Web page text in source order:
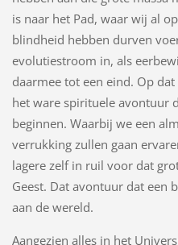
is naar het Pad, waar wij al
blindheid hebben durven
evolutiestroom in, als
daarmee tot een eind. Op
het ware spirituele avontuur
beginnen. Waarbij we een
verrukking zullen gaan
lagere zelf in ruil voor dat
Geest. Dat avontuur dat een
aan de wereld.
Aangezien alles in het